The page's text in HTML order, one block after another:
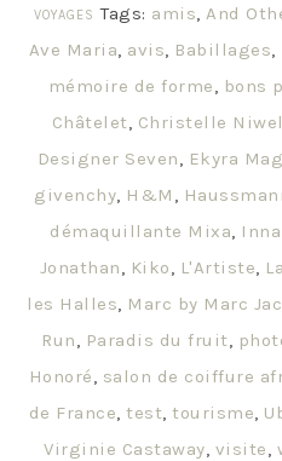
VOYAGES Tags: amis And
Ave Maria avis Babillages
mémoire de forme
bons
Châtelet
Christelle Niwel
Designer Seven
Ekyra
givenchy H&M
démaquillante Mixa
Jonathan
Kiko L'Artiste
les Halles
Marc by Marc
Run
Paradis du fruit
Honoré
salon de coiffure
de France ,test ,tourisme
Virginie Castaway visite